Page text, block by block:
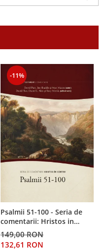
-11%
Psalmii 51-100 - Seria de
comentarii: Hristos in
centru
149,00 RON
132,61 RON